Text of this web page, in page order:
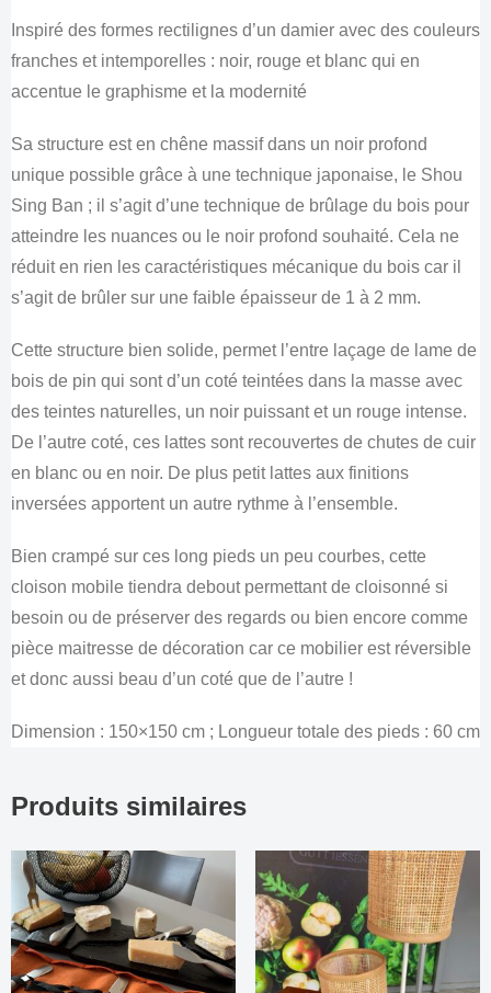
Inspiré des formes rectilignes d’un damier avec des couleurs
franches et intemporelles : noir, rouge et blanc qui en
accentue le graphisme et la modernité
Sa structure est en chêne massif dans un noir profond
unique possible grâce à une technique japonaise, le Shou
Sing Ban ; il s’agit d’une technique de brûlage du bois pour
atteindre les nuances ou le noir profond souhaité. Cela ne
réduit en rien les caractéristiques mécanique du bois car il
s’agit de brûler sur une faible épaisseur de 1 à 2 mm.
Cette structure bien solide, permet l’entre laçage de lame de
bois de pin qui sont d’un coté teintées dans la masse avec
des teintes naturelles, un noir puissant et un rouge intense.
De l’autre coté, ces lattes sont recouvertes de chutes de cuir
en blanc ou en noir. De plus petit lattes aux finitions
inversées apportent un autre rythme à l’ensemble.
Bien crampé sur ces long pieds un peu courbes, cette
cloison mobile tiendra debout permettant de cloisonné si
besoin ou de préserver des regards ou bien encore comme
pièce maitresse de décoration car ce mobilier est réversible
et donc aussi beau d’un coté que de l’autre !
Dimension : 150×150 cm ; Longueur totale des pieds : 60 cm
Produits similaires